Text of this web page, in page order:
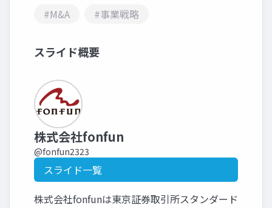
#M&A
#事業戦略
スライド概要
株式会社fonfun
@fonfun2323
スライド一覧
株式会社fonfunは東京証券取引所スタンダード